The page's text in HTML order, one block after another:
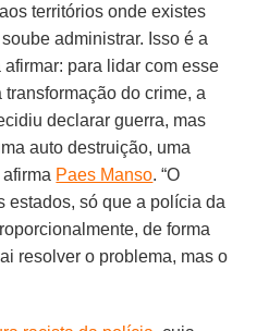
territórios onde existes
administrar. Isso é a
para lidar com esse
do crime, a
declarar guerra, mas
auto destruição, uma
Paes Manso. “O
estados, só que a polícia da
de forma
resolver o problema, mas o